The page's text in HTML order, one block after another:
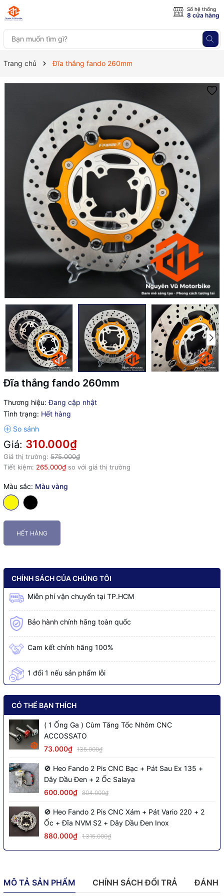
Số hệ thống
8 cửa hàng
Trang chủ Đĩa thắng fando 260mm
Đĩa thắng fando 260mm
Thương hiệu: Đang cập nhật
Tình trạng: Hết hàng
Giá: 310.000₫
Giá thị trường: 575.000₫
Tiết kiệm: 265.000₫ so với giá thị trường
Màu sắc: Màu vàng
HẾT HÀNG
CHÍNH SÁCH CỦA CHÚNG TÔI
Miễn phí vận chuyển tại TP.HCM
Bảo hành chính hãng toàn quốc
Cam kết chính hãng 100%
1 đổi 1 nếu sản phẩm lỗi
CÓ THỂ BẠN THÍCH
( 1 Ống Ga ) Cùm Tăng Tốc Nhôm CNC
ACCOSSATO
73.000₫ 135.000₫
🚫 Heo Fando 2 Pis CNC Bạc + Pát Sau Ex 135 +
Dây Dầu Đen + 2 Ốc Salaya
600.000₫ 804.000₫
🚫 Heo Fando 2 Pis CNC Xám + Pát Vario 220 + 2
Ốc + Đĩa NVM S2 + Dây Dầu Đen Inox
880.000₫ 1.315.000₫
MÔ TẢ SẢN PHẨM CHÍNH SÁCH ĐỔI TRẢ ĐÁNH